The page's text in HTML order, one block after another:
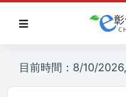
目前時間：8/10/